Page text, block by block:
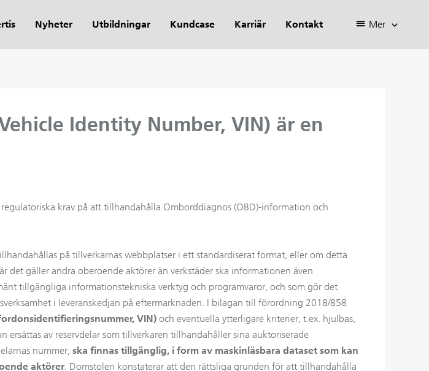
Nyheter Utbildningar Kundcase Karriär Kontakt Mer
Identity Number, VIN) är en
krav på att tillhandahålla Omborddiagnos (OBD)-information och
på tillverkarnas webbplatser i ett standardiserat format, eller om detta
gäller andra oberoende aktörer än verkstäder ska informationen även
tillgängliga informationstekniska verktyg och programvaror, och som gör det
i leveranskedjan på eftermarknaden. I bilagan till förordning 2018/858
VIN) och eventuella ytterligare kriterier, t.ex. hjulbas,
av reservdelar som tillverkaren tillhandahåller sina auktoriserade
nummer, ska finnas tillgänglig, i form av maskinläsbara dataset som kan
aktörer . Domstolen konstaterar att den rättsliga grunden för att tillhandahålla